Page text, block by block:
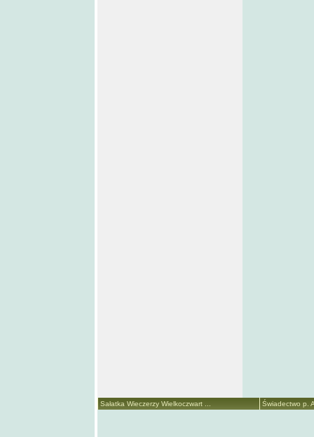
Sałatka Wieczerzy Wielkoczwart ... Świadectwo p.